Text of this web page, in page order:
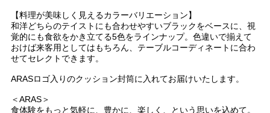
【料理が美味しく見えるカラーバリエーション】
和洋どちらのテイストにも合わせやすいブラックをベースに、視
覚的にも食欲をかき立てる5色をラインナップ。色違いで揃えて
おけば来客用としてはもちろん、テーブルコーディネートに合わ
せてセレクトできます。
ARASロゴ入りのクッション封筒に入れてお届けいたします。
＜ARAS＞
食体験をもっと気軽に、豊かに、楽しく、という思いを込めて。